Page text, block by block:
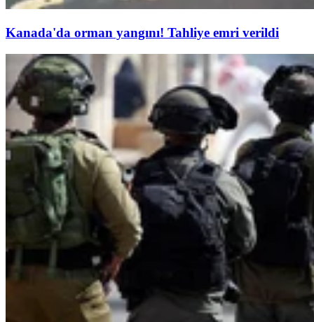
Kanada'da orman yangını! Tahliye emri verildi